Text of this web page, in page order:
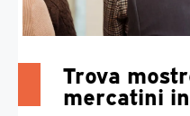
Trova
mercatini